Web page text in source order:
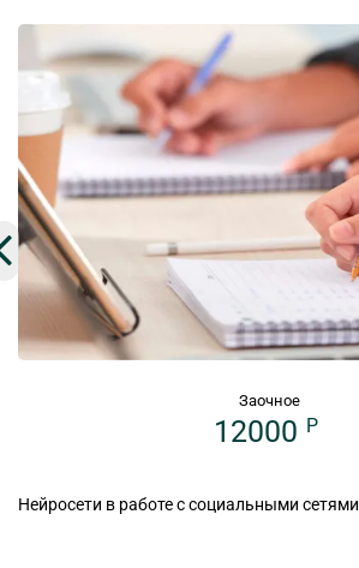
Заочное
12000 P
Нейросети в работе с социальными сетями